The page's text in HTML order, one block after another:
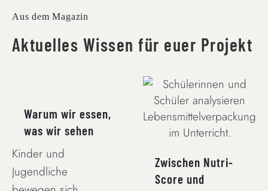
Aus dem Magazin
Aktuelles Wissen für euer Projekt
Warum wir essen,
was wir sehen
Kinder und
Jugendliche
ZWISCHEN NUTRI-
SCORE UND
WERBEVERSPRECHEN
Zwischen Nutri-
Score und